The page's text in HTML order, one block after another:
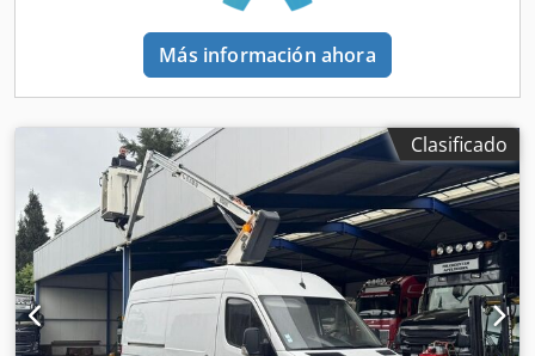
adicionales o un video? Consejo: La referencia "41123
Equippo" se utiliza habitualmente al buscar más detalles
en línea. 💡 ¿Por qué esta máquina y nuestro servicio
destacan? ✔ Inspección exhaustiva realizada por
de devolución del dinero ✔ Opciones de pago seguras y
flexibles 🔄 ¿Está considerando otras opciones de equipos?
Ofrecemos herramientas y recursos útiles para todos los
propietarios y operadores de equipos, de fácil acceso en
nuestra plataforma.
Más información ahora
Clasificado